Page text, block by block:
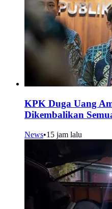
KPK Duga Uang
Dikembalikan
News•15 jam lalu